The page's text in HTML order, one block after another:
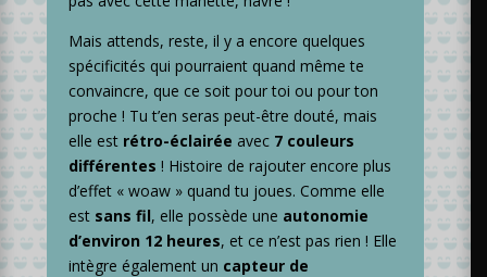
Mais attends, reste, il y a encore quelques
spécificités qui pourraient quand même te
convaincre, que ce soit pour toi ou pour ton
proche ! Tu t’en seras peut-être douté, mais
elle est rétro-éclairée avec 7 couleurs
différentes ! Histoire de rajouter encore plus
d’effet « woaw » quand tu joues. Comme elle
est sans fil, elle possède une autonomie
d’environ 12 heures, et ce n’est pas rien ! Elle
intègre également un capteur de